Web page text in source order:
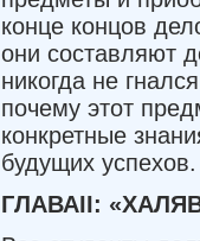
конце концов
они со­ставляют
никогда не
почему этот
конк­ретные
будущих успехов.
ГЛАВАII: